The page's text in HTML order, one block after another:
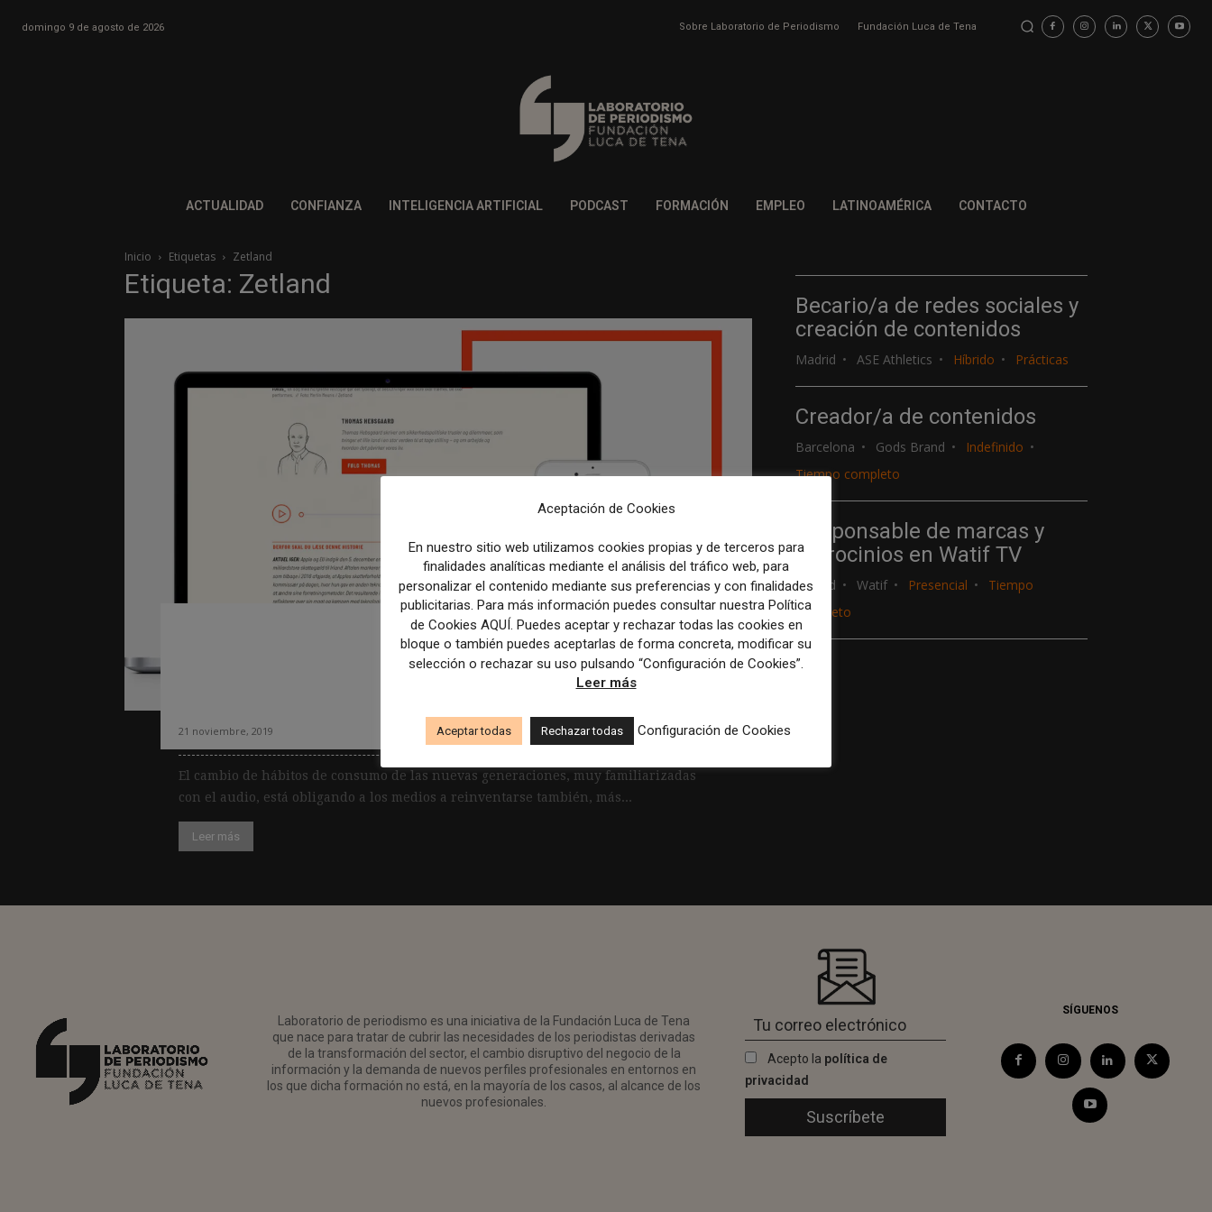
domingo 9 de agosto de 2026 Sobre Laboratorio de Periodismo Fundación Luca de Tena
ACTUALIDAD CONFIANZA INTELIGENCIA ARTIFICIAL PODCAST FORMACIÓN EMPLEO LATINOAMÉRICA CONTACTO
Inicio Etiquetas Zetland
Etiqueta: Zetland
Cómo «escuchar» los artículos puede
disparar la lealtad del lector: el caso
21 noviembre, 2019
El cambio de hábitos de consumo de las nuevas generaciones, muy familiarizadas
con el audio, está obligando a los medios a reinventarse también, más...
Leer más
Becario/a de redes sociales y
creación de contenidos
Madrid ASE Athletics Híbrido Prácticas
Creador/a de contenidos
Barcelona Gods Brand
Indefinido
Tiempo completo
Responsable de marcas y
patrocinios en Watif TV
Madrid Watif Presencial
Tiempo
completo
Laboratorio de periodismo es una iniciativa de la Fundación Luca de Tena
que nace para tratar de cubrir las necesidades de los periodistas derivadas
de la transformación del sector, el cambio disruptivo del negocio de la
información y la demanda de nuevos perfiles profesionales en entornos en
los que dicha formación no está, en la mayoría de los casos, al alcance de los
nuevos profesionales.
Acepto la política de
privacidad
SÍGUENOS
Aceptación de Cookies
En nuestro sitio web utilizamos cookies propias y de terceros para
finalidades analíticas mediante el análisis del tráfico web, para
personalizar el contenido mediante sus preferencias y con finalidades
publicitarias. Para más información puedes consultar nuestra Política
de Cookies AQUÍ. Puedes aceptar y rechazar todas las cookies en
bloque o también puedes aceptarlas de forma concreta, modificar su
selección o rechazar su uso pulsando “Configuración de Cookies”.
Leer más
Aceptar todas Rechazar todas Configuración de Cookies